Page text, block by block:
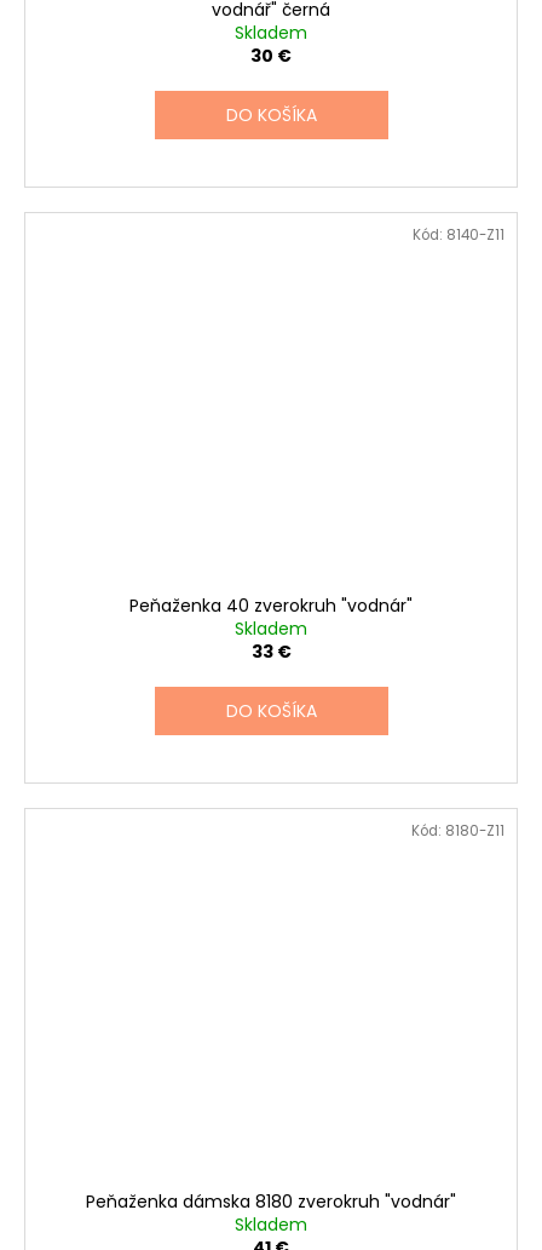
vodnář" černá
Skladem
30 €
DO KOŠÍKA
Peňaženka 40 zverokruh "vodnár"
Skladem
33 €
DO KOŠÍKA
Kód: 8140-Z11
Peňaženka dámska 8180 zverokruh "vodnár"
Skladem
Kód: 8180-Z11